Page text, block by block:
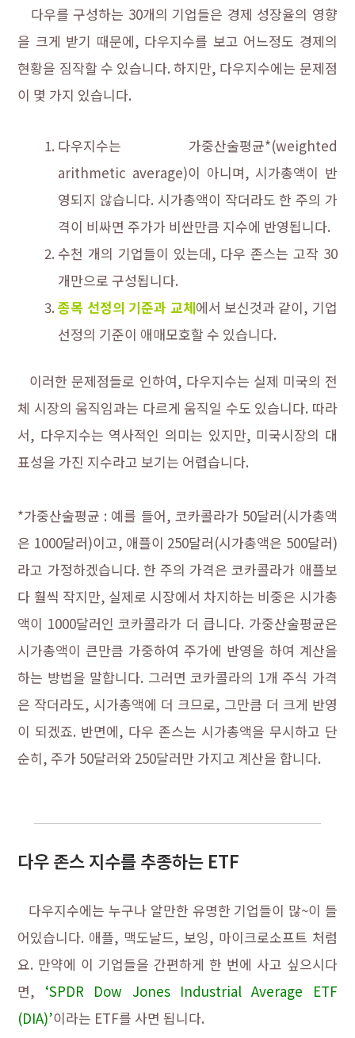
다우를 구성하는 30개의 기업들은 경제 성장율의 영향
을 크게 받기 때문에, 다우지수를 보고 어느정도 경제의
현황을 짐작할 수 있습니다. 하지만, 다우지수에는 문제점
이 몇 가지 있습니다.
다우지수는 가중산술평균*(weighted
arithmetic average)이 아니며, 시가총액이 반
영되지 않습니다. 시가총액이 작더라도 한 주의 가
격이 비싸면 주가가 비싼만큼 지수에 반영됩니다.
수천 개의 기업들이 있는데, 다우 존스는 고작 30
개만으로 구성됩니다.
종목 선정의 기준과 교체에서 보신것과 같이, 기업
선정의 기준이 애매모호할 수 있습니다.
이러한 문제점들로 인하여, 다우지수는 실제 미국의 전
체 시장의 움직임과는 다르게 움직일 수도 있습니다. 따라
서, 다우지수는 역사적인 의미는 있지만, 미국시장의 대
표성을 가진 지수라고 보기는 어렵습니다.
*가중산술평균 : 예를 들어, 코카콜라가 50달러(시가총액
은 1000달러)이고, 애플이 250달러(시가총액은 500달러)
라고 가정하겠습니다. 한 주의 가격은 코카콜라가 애플보
다 훨씩 작지만, 실제로 시장에서 차지하는 비중은 시가총
액이 1000달러인 코카콜라가 더 큽니다. 가중산술평균은
시가총액이 큰만큼 가중하여 주가에 반영을 하여 계산을
하는 방법을 말합니다. 그러면 코카콜라의 1개 주식 가격
은 작더라도, 시가총액에 더 크므로, 그만큼 더 크게 반영
이 되겠죠. 반면에, 다우 존스는 시가총액을 무시하고 단
순히, 주가 50달러와 250달러만 가지고 계산을 합니다.
다우 존스 지수를 추종하는 ETF
다우지수에는 누구나 알만한 유명한 기업들이 많~이 들
어있습니다. 애플, 맥도날드, 보잉, 마이크로소프트 처럼
요. 만약에 이 기업들을 간편하게 한 번에 사고 싶으시다
면, ‘SPDR Dow Jones Industrial Average ETF
(DIA)’이라는 ETF를 사면 됩니다.